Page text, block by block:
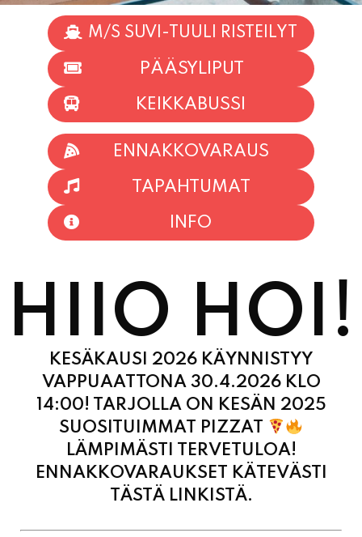
M/S SUVI-TUULI RISTEILYT
PÄÄSYLIPUT
KEIKKABUSSI
ENNAKKOVARAUS
TAPAHTUMAT
INFO
HIIO HOI!
KESÄKAUSI 2026 KÄYNNISTYY
VAPPUAATTONA 30.4.2026 KLO
14:00! TARJOLLA ON KESÄN 2025
SUOSITUIMMAT PIZZAT
LÄMPIMÄSTI TERVETULOA!
ENNAKKOVARAUKSET KÄTEVÄSTI
TÄSTÄ LINKISTÄ.